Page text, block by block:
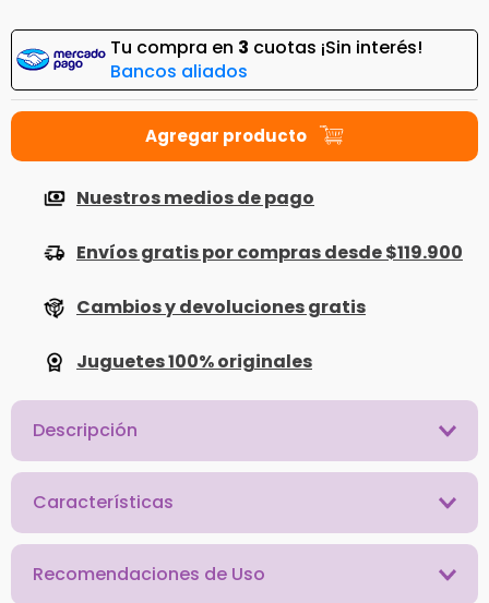
Tu compra en 3 cuotas ¡Sin interés!
Bancos aliados
Nuestros medios de pago
Envíos gratis por compras desde $119.900
Cambios y devoluciones gratis
Juguetes 100% originales
Descripción
Características
Recomendaciones de Uso